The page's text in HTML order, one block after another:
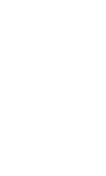
阴影、透视和白平衡，让编辑